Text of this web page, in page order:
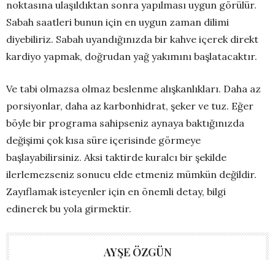
noktasına ulaşıldıktan sonra yapılması uygun görülür.
Sabah saatleri bunun için en uygun zaman dilimi
diyebiliriz. Sabah uyandığınızda bir kahve içerek direkt
kardiyo yapmak, doğrudan yağ yakımını başlatacaktır.
Ve tabi olmazsa olmaz beslenme alışkanlıkları. Daha az
porsiyonlar, daha az karbonhidrat, şeker ve tuz. Eğer
böyle bir programa sahipseniz aynaya baktığınızda
değişimi çok kısa süre içerisinde görmeye
başlayabilirsiniz. Aksi taktirde kuralcı bir şekilde
ilerlemezseniz sonucu elde etmeniz mümkün değildir.
Zayıflamak isteyenler için en önemli detay, bilgi
edinerek bu yola girmektir.
AYŞE ÖZGÜN